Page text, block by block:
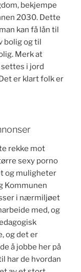
bekjempe
2030. Dette
kan få lån til
bolig og til
Merk at
i jord
er klart folk er
rekke mot
sexy porno
og muligheter
Kommunen
i nærmiljøet
med, og
og det er
å jobbe her på
har de hvordan